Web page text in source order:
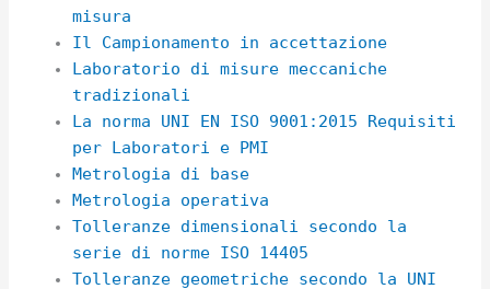
misura
Il Campionamento in accettazione
Laboratorio di misure meccaniche
tradizionali
La norma UNI EN ISO 9001:2015 Requisiti
per Laboratori e PMI
Metrologia di base
Metrologia operativa
Tolleranze dimensionali secondo la
serie di norme ISO 14405
Tolleranze geometriche secondo la UNI